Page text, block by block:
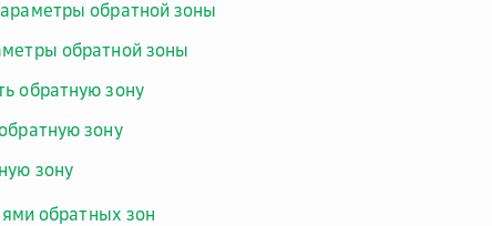
обратной зоны
обратной зоны
обратную зону
зону
зону
обратных зон